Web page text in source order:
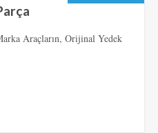
Araçların, Orijinal Yedek